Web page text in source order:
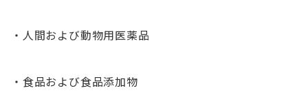
・人間および動物用医薬品
・食品および食品添加物